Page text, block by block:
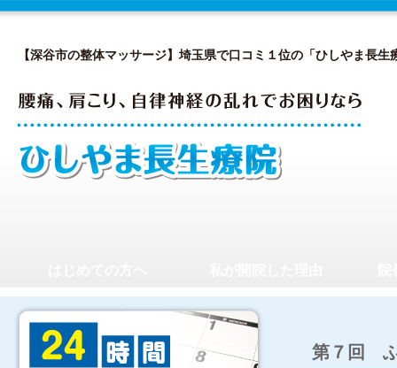
【深谷市の整体マッサージ】埼玉県で口コミ１位の「ひしやま長生
第７回